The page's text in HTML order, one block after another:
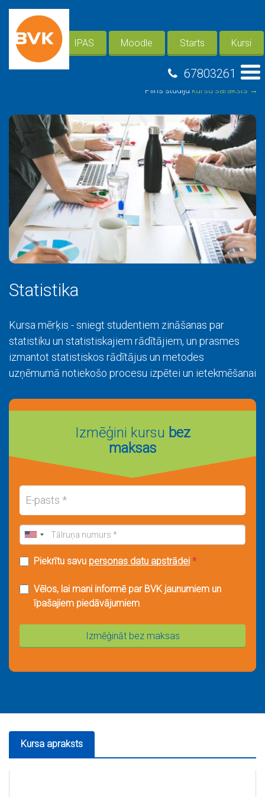
67803261
IPAS Moodle Starts Kursi
Pilns studiju kursu saraksts →
Statistika
Kursa mērķis - sniegt studentiem zināšanas par
statistiku un statistiskajiem rādītājiem, un prasmes
izmantot statistiskos rādītājus un metodes
uzņēmumā notiekošo procesu izpētei un ietekmēšanai
Izmēģini kursu bez
maksas
Piekrītu savu personas datu apstrādei *
Vēlos, lai mani informē par BVK jaunumiem un
īpašajiem piedāvājumiem
Izmēģināt bez maksas
Kursa apraksts